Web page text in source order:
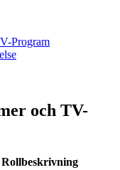
Program
och TV-
Rollbeskrivning